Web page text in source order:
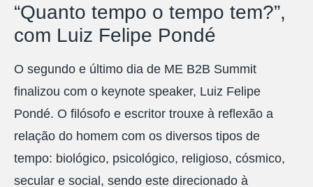
“Quanto tempo o tempo tem?”,
com Luiz Felipe Pondé
O segundo e último dia de ME B2B Summit
finalizou com o keynote speaker, Luiz Felipe
Pondé. O filósofo e escritor trouxe à reflexão a
relação do homem com os diversos tipos de
tempo: biológico, psicológico, religioso, cósmico,
secular e social, sendo este direcionado à